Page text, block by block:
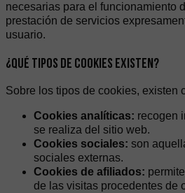
necesarias para el funcionamiento
prestación de servicios
usuario.
¿QUÉ TIPOS DE COOKIES EXISTEN?
Sobre los tipos de cookies, existen
Cookies analíticas: recogen
se realiza del sitio web.
Cookies sociales: son
sociales externas.
Cookies de afiliados:
de las visitas procedentes de